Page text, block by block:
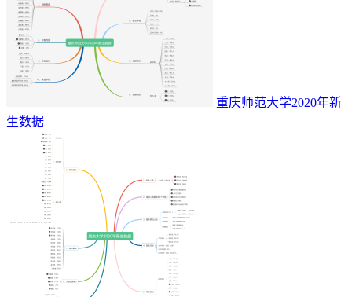
重庆师范大学2020年新
生数据